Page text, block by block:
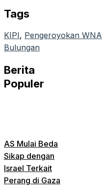
Tags
KIPI, Pengeroyokan WNA
Bulungan
Berita
Populer
AS Mulai Beda
Sikap dengan
Israel Terkait
Perang di Gaza